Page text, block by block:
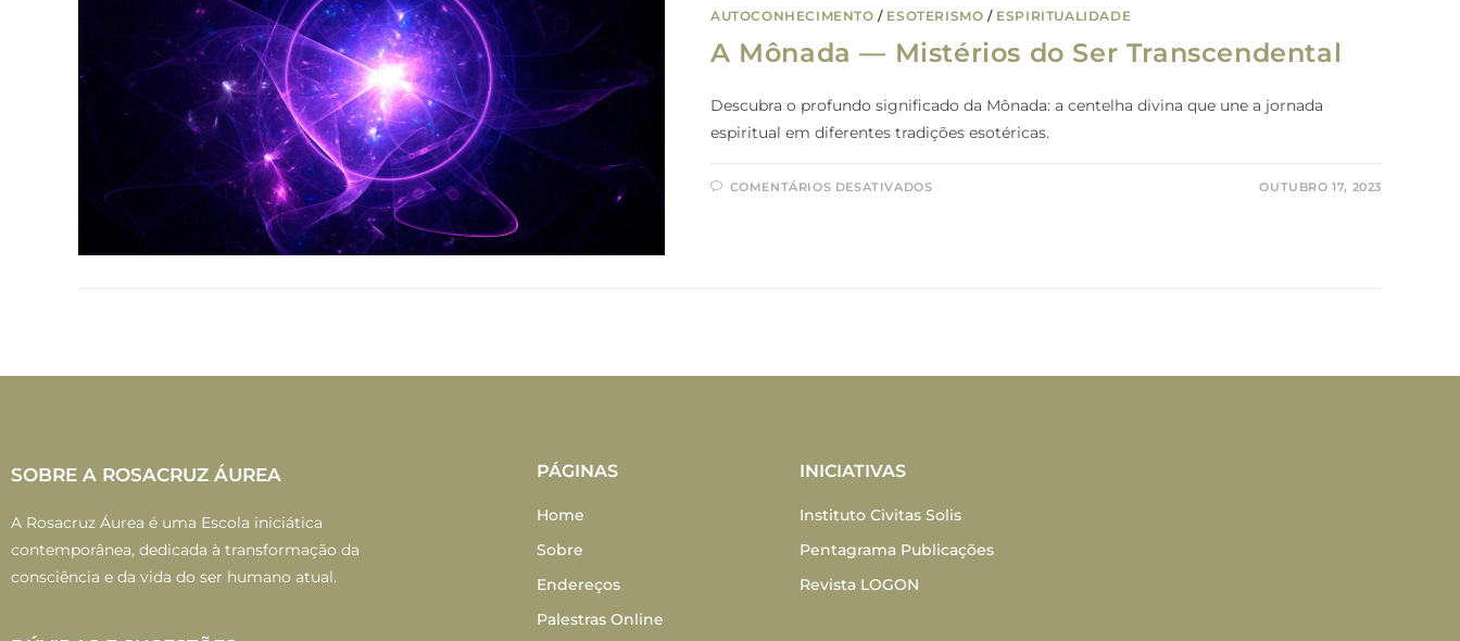
AUTOCONHECIMENTO / ESOTERISMO / ESPIRITUALIDADE
A Mônada — Mistérios do Ser Transcendental
Descubra o profundo significado da Mônada: a centelha divina que une a jornada
espiritual em diferentes tradições esotéricas.
COMENTÁRIOS DESATIVADOS OUTUBRO 17, 2023
SOBRE A ROSACRUZ ÁUREA
A Rosacruz Áurea é uma Escola iniciática
contemporânea, dedicada à transformação da
consciência e da vida do ser humano atual.
PÁGINAS
Home
Sobre
Endereços
Palestras Online
INICIATIVAS
Instituto Civitas Solis
Pentagrama Publicações
Revista LOGON